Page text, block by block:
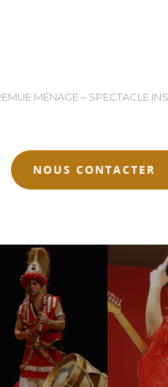
MÉNAGE – SPECTACLE
NOUS CONTACTER